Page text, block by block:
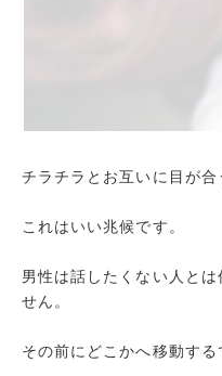
チラチラとお互いに目が合
これはいい兆候です。
男性は話したくない人と
せん。
その前にどこかへ移動する